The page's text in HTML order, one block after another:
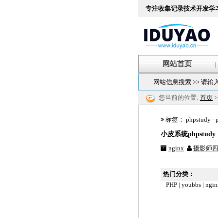
专注收集记录技术开发学
网站首页 |
网站信息搜索 >> 请输
您当前的位置: 首页 >
标签： phpstudy -
小皮系统
nginx
摄影师
热门分类：
PHP | youbbs |